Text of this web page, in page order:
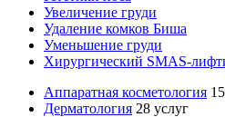
Увеличение груди
Удаление комков Биша
Уменьшение груди
Хирургический SMAS-
Аппаратная косметология
Дерматология 28 услуг